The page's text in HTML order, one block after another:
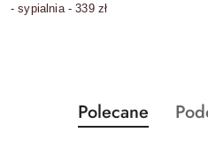
- sypialnia - 339 zł
Pomiń karuzelę
Produkty
o
Polecane